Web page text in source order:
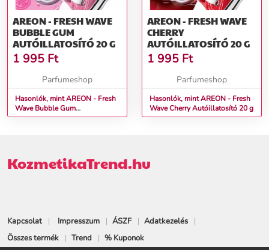
AREON - FRESH WAVE
BUBBLE GUM
AUTÓILLATOSÍTÓ 20 G
1 995 Ft
Parfumeshop
Hasonlók, mint AREON - Fresh
Wave Bubble Gum
Autóillatosító 20 g
AREON - FRESH WAVE
CHERRY
AUTÓILLATOSÍTÓ 20 G
1 995 Ft
Parfumeshop
Hasonlók, mint AREON - Fresh
Wave Cherry Autóillatosító 20 g
KozmetikaTrend.hu
Kapcsolat Impresszum ÁSZF
Adatkezelés
Összes termék
Trend
% Kuponok